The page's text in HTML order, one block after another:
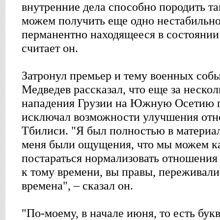
внутренние дела способно породить
можем получить еще одно
перманентно находящееся в
считает он.
Затронул премьер и тему военных
Медведев рассказал, что еще за
нападения Грузии на Южную Осетию
исключал возможности улучшения
Тбилиси. "Я был полностью в
меня были ощущения, что мы можем
постараться нормализовать
к тому времени, вы правы,
времена", – сказал он.
"По-моему, в начале июня, то есть